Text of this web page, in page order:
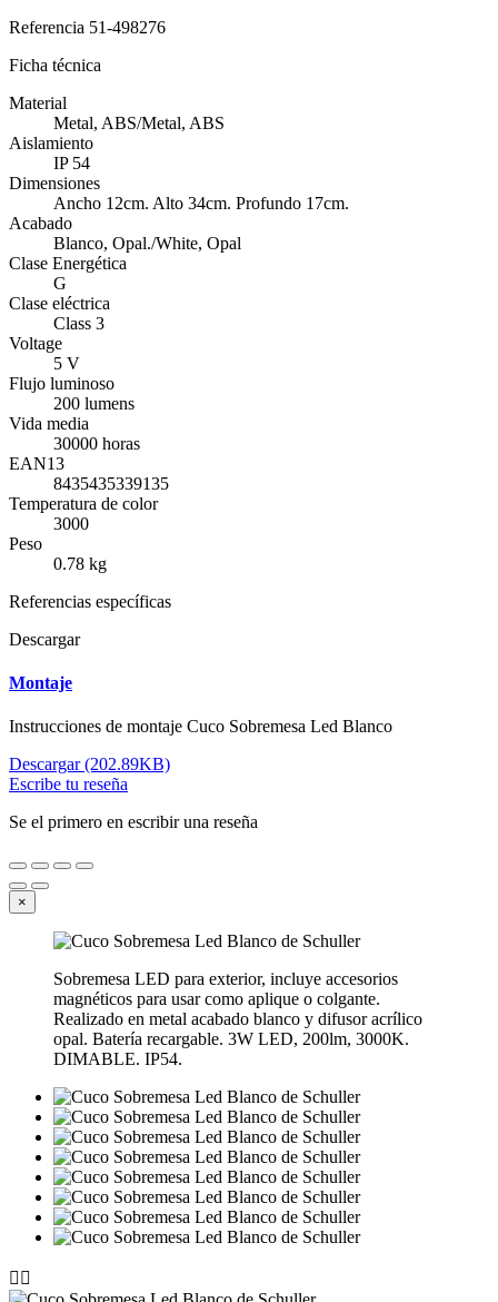
Referencia 51-498276
Ficha técnica
Material
Metal, ABS/Metal, ABS
Aislamiento
IP 54
Dimensiones
Ancho 12cm. Alto 34cm. Profundo 17cm.
Acabado
Blanco, Opal./White, Opal
Clase Energética
G
Clase eléctrica
Class 3
Voltage
5 V
Flujo luminoso
200 lumens
Vida media
30000 horas
EAN13
8435435339135
Temperatura de color
3000
Peso
0.78 kg
Referencias específicas
Descargar
Montaje
Instrucciones de montaje Cuco Sobremesa Led Blanco
Descargar (202.89KB)
Escribe tu reseña
Se el primero en escribir una reseña
×
Sobremesa LED para exterior, incluye accesorios
magnéticos para usar como aplique o colgante.
Realizado en metal acabado blanco y difusor acrílico
opal. Batería recargable. 3W LED, 200lm, 3000K.
DIMABLE. IP54.
 